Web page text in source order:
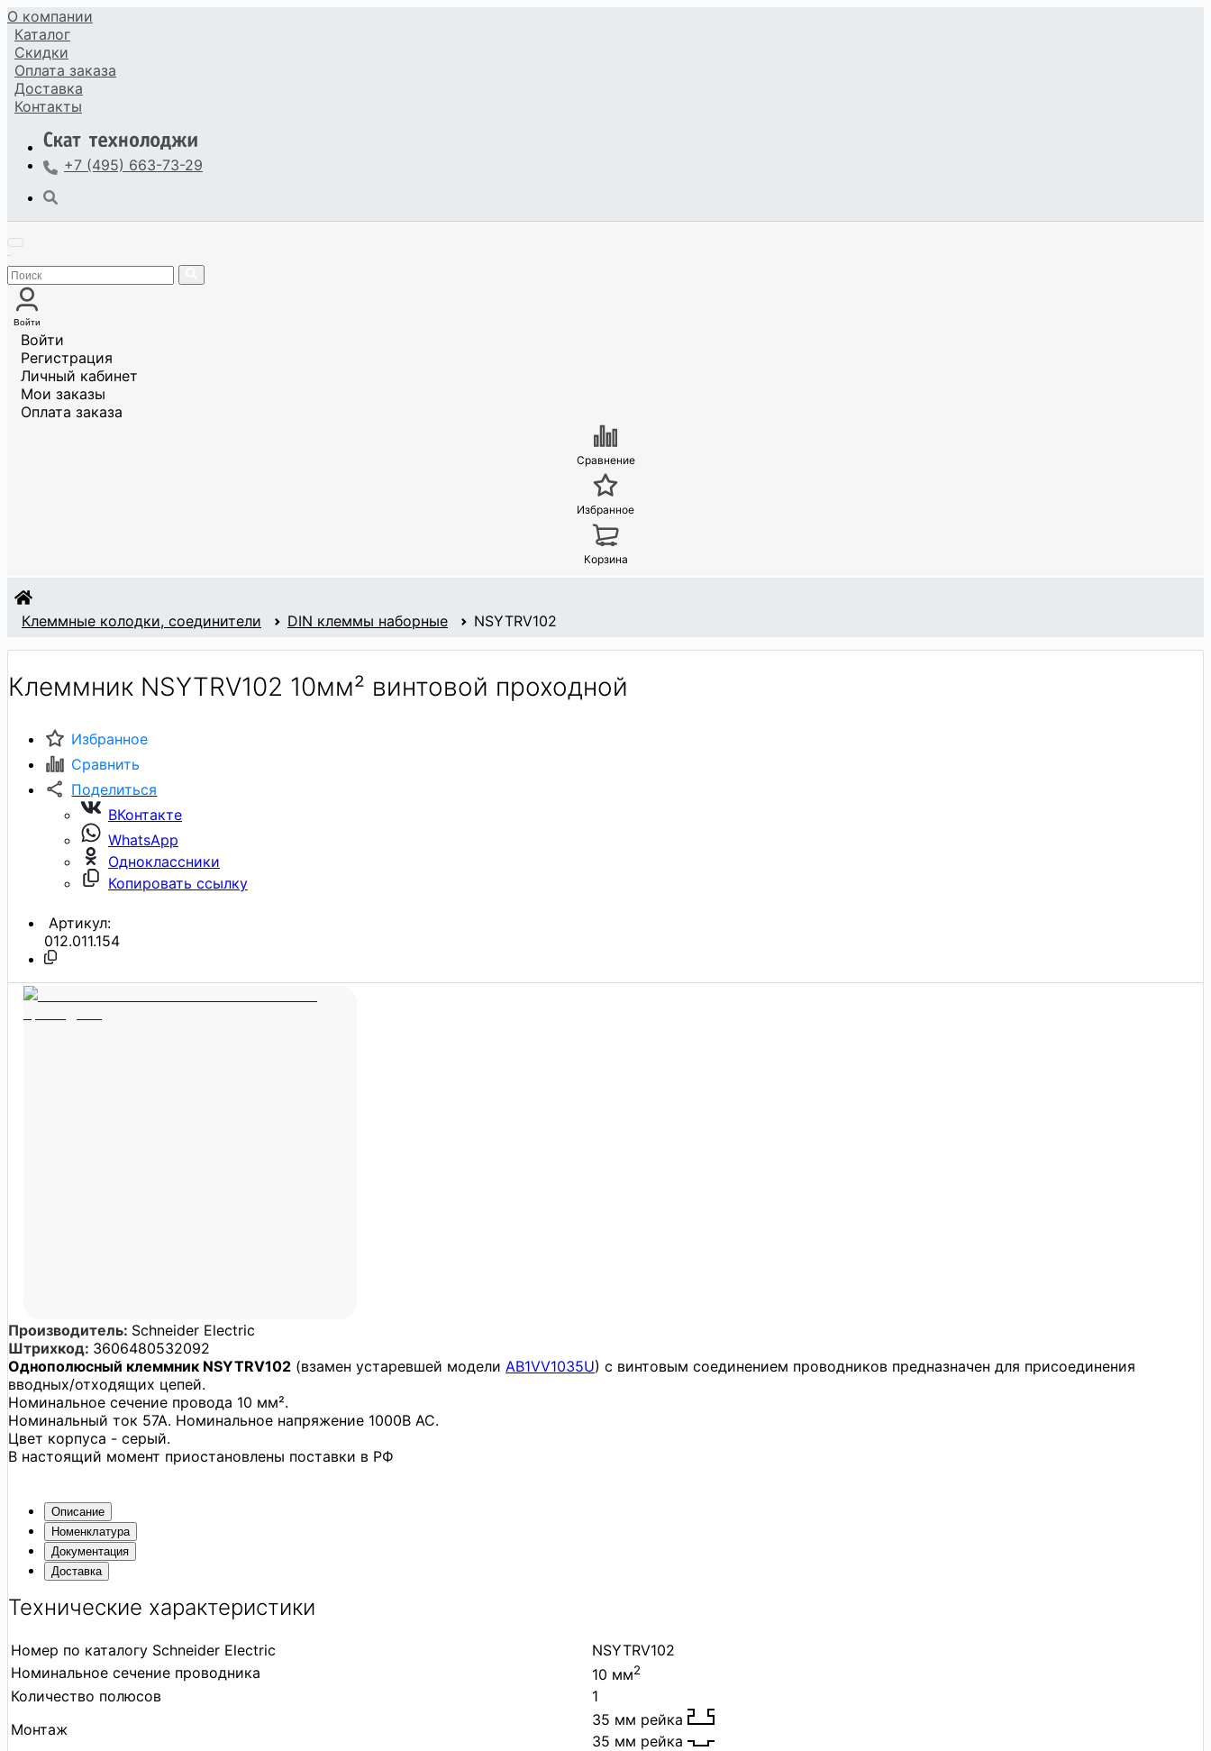
О компании
Каталог
Скидки
Оплата заказа
Доставка
Контакты
+7 (495) 663-73-29
Войти
Войти
Регистрация
Личный кабинет
Мои заказы
Оплата заказа
Сравнение
Избранное
Корзина
Клеммные колодки, соединители DIN клеммы наборные NSYTRV102
Клеммник NSYTRV102 10мм² винтовой проходной
Избранное
Сравнить
Поделиться
ВКонтакте
WhatsApp
Одноклассники
Копировать ссылку
Артикул:
012.011.154
Производитель: Schneider Electric
Штрихкод: 3606480532092
Однополюсный клеммник NSYTRV102 (взамен устаревшей модели AB1VV1035U) с винтовым соединением проводников предназначен для присоединения
вводных/отходящих цепей.
Номинальное сечение провода 10 мм².
Номинальный ток 57А. Номинальное напряжение 1000В АС.
Цвет корпуса - серый.
В настоящий момент приостановлены поставки в РФ
Описание
Номенклатура
Документация
Доставка
Технические характеристики
Номер по каталогу Schneider Electric
NSYTRV102
Номинальное сечение проводника
10 мм2
Количество полюсов
1
Монтаж
35 мм рейка
35 мм рейка